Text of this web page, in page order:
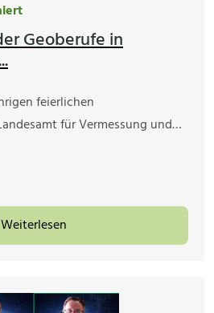
Geoberufe in
feierlichen
für Vermessung und…
Weiterlesen